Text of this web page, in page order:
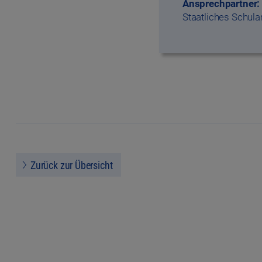
Ansprechpartner:
Staatliches
Zurück zur Übersicht